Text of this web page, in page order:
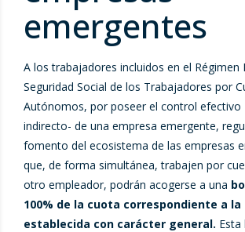
emergentes
A los trabajadores incluidos en el Régimen
Seguridad Social de los Trabajadores por
Autónomos, por poseer el control efectivo
indirecto- de una empresa emergente,
fomento del ecosistema de las empresas
que, de forma simultánea, trabajen por
otro empleador, podrán acogerse a una
100% de la cuota correspondiente a
establecida con carácter general.